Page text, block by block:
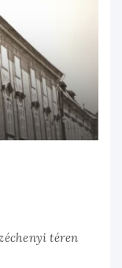
téren